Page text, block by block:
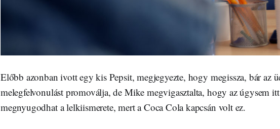
Előbb azonban ivott egy kis Pepsit, megjegyezte, hogy megissza, bár az
melegfelvonulást promoválja, de Mike megvigasztalta, hogy az úgysem
megnyugodhat a lelkiismerete, mert a Coca Cola kapcsán volt ez.